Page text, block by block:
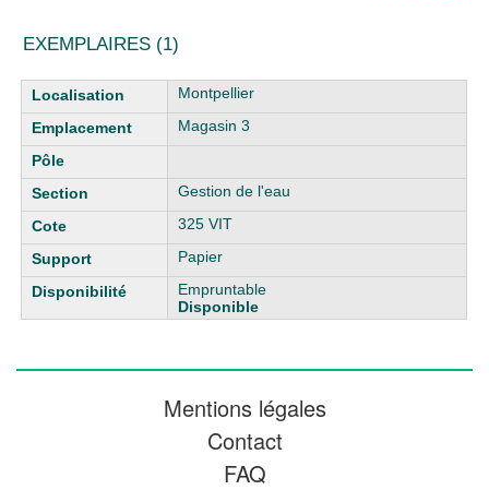
EXEMPLAIRES (1)
Liste des exemplaires
Montpellier
Magasin 3
Gestion de l'eau
325 VIT
Papier
Empruntable
Disponible
Mentions légales
Contact
FAQ